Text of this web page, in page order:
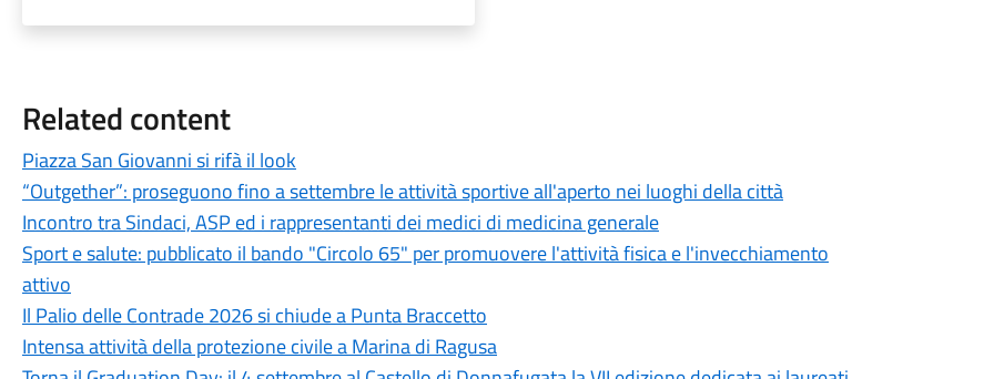
Related content
Piazza San Giovanni si rifà il look
“Outgether”: proseguono fino a settembre le attività sportive all'aperto nei luoghi della città
Incontro tra Sindaci, ASP ed i rappresentanti dei medici di medicina generale
Sport e salute: pubblicato il bando "Circolo 65" per promuovere l'attività fisica e l'invecchiamento
attivo
Il Palio delle Contrade 2026 si chiude a Punta Braccetto
Intensa attività della protezione civile a Marina di Ragusa